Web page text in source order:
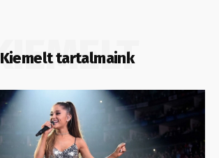
Kiemelt tartalmaink
KIEMELT